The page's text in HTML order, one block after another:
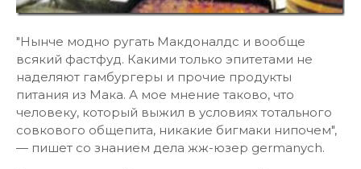
"Нынче модно ругать Макдоналдс и вообще
всякий фастфуд. Какими только эпитетами не
наделяют гамбургеры и прочие продукты
питания из Мака. А мое мнение таково, что
человеку, который выжил в условиях тотального
совкового общепита, никакие бигмаки нипочем",
— пишет со знанием дела жж-юзер germanych.